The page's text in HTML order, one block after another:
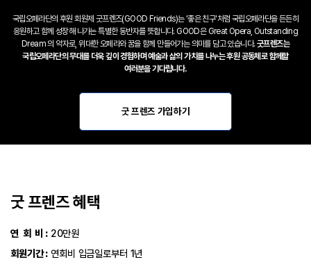
국립오페라단의 후원 회원제 굿프렌즈(GOOD Friends)는 '좋은 친구'처럼 국립오페라단을 든든히
응원하고함께 성장해 나가는 특별한 동반자를 뜻합니다. GOOD은 Great Opera, Outstanding
Dream 의 약자로, 위대한 오페라와 꿈을 함께 만들어가는 의미를 담고 있습니다.굿프렌즈는
국립오페라단의 무대를 더욱 깊이 경험하며 예술과 삶의 가치를 나누는 후원 공동체로 함께할
여러분을 기다립니다.
굿 프렌즈 가입하기
굿 프렌즈 혜택
연 회 비 : 20만원
회원기간 : 연회비 입금일로부터 1년